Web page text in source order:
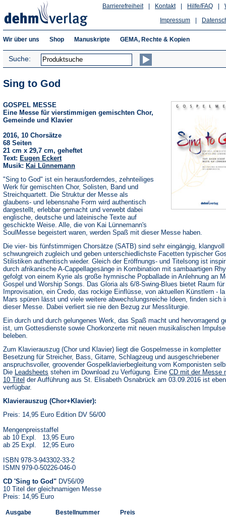
Hilfe/FAQ
Kontakt
Barrierefreiheit
Impressum
Wir über uns Shop Manuskripte GEMA, Rechte & Kopien
Suche:
Sing to God
GOSPEL MESSE
Eine Messe für vierstimmigen gemischten Chor,
Gemeinde und Klavier
2016, 10 Chorsätze
68 Seiten
21 cm x 29,7 cm, geheftet
Text: Eugen Eckert
Musik: Kai Lünnemann
"Sing to God" ist ein herausforderndes, zehnteiliges
Werk für gemischten Chor, Solisten, Band und
Streichquartett. Die Struktur der Messe als
glaubens- und lebensnahe Form wird authentisch
dargestellt, erlebbar gemacht und verwebt dabei
englische, deutsche und lateinische Texte auf
geschickte Weise. Alle, die von Kai Lünnemann's
SoulMesse begeistert waren, werden Spaß mit dieser Messe haben.
Die vier- bis fünfstimmigen Chorsätze (SATB) sind sehr eingängig, klangvoll
schwungreich zugleich und geben unterschiedlichste Facetten typischer
Stilistiken authentisch wieder. Gleich der Eröffnungs- und Titelsong ist
durch afrikanische A-Cappellagesänge in Kombination mit sambaartigen
gefolgt von einem Kyrie als große hymnische Popballade in Anlehnung an
Gospel und Worship Songs. Das Gloria als 6/8-Swing-Blues bietet Raum für
Improvisation, ein Credo, das rockige Einflüsse, von aktuellen Künstlern -
Mars spüren lässt und viele weitere abwechslungsreiche Ideen, finden sich
dieser Messe. Dabei verliert sie nie den Bezug zur Messliturgie.
Ein durch und durch gelungenes Werk, das Spaß macht und hervorragend
ist, um Gottesdienste sowie Chorkonzerte mit neuen musikalischen
beleben.
Zum Klavierauszug (Chor und Klavier) liegt die Gospelmesse in kompletter
Besetzung für Streicher, Bass, Gitarre, Schlagzeug und ausgeschriebener
anspruchsvoller, groovender Gospelklavierbegleitung vom Komponisten
Die Leadsheets (Öffnet
in
Tab)
stehen im Download zu Verfügung. Eine CD mit der Messe
10 Titel der Aufführung aus St. Elisabeth Osnabrück am 03.09.2016 ist
verfügbar.
Klavierauszug (Chor+Klavier):
Preis: 14,95 Euro Edition DV 56/00
Mengenpreisstaffel
ab 10 Expl. 13,95 Euro
ab 25 Expl. 12,95 Euro
ISBN 978-3-943302-33-2
ISMN 979-0-50226-046-0
CD 'Sing to God" DV56/09
10 Titel der gleichnamigen Messe
Preis: 14,95 Euro
Ausgabe Bestellnummer
Preis